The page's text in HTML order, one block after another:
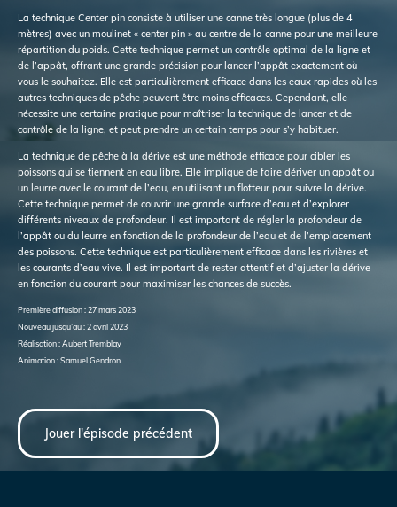
La technique Center pin consiste à utiliser une canne très longue (plus de 4
mètres) avec un moulinet « center pin » au centre de la canne pour une meilleure
répartition du poids. Cette technique permet un contrôle optimal de la ligne et
de l’appât, offrant une grande précision pour lancer l’appât exactement où
vous le souhaitez. Elle est particulièrement efficace dans les eaux rapides où les
autres techniques de pêche peuvent être moins efficaces. Cependant, elle
nécessite une certaine pratique pour maîtriser la technique de lancer et de
contrôle de la ligne, et peut prendre un certain temps pour s’y habituer.
La technique de pêche à la dérive est une méthode efficace pour cibler les
poissons qui se tiennent en eau libre. Elle implique de faire dériver un appât ou
un leurre avec le courant de l’eau, en utilisant un flotteur pour suivre la dérive.
Cette technique permet de couvrir une grande surface d’eau et d’explorer
différents niveaux de profondeur. Il est important de régler la profondeur de
l’appât ou du leurre en fonction de la profondeur de l’eau et de l’emplacement
des poissons. Cette technique est particulièrement efficace dans les rivières et
les courants d’eau vive. Il est important de rester attentif et d’ajuster la dérive
en fonction du courant pour maximiser les chances de succès.
Première diffusion : 27 mars 2023
Nouveau jusqu’au : 2 avril 2023
Réalisation : Aubert Tremblay
Animation : Samuel Gendron
Jouer l'épisode précédent